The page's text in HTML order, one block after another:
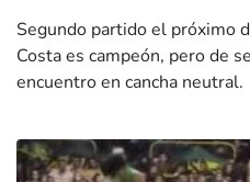
Segundo partido el próximo
Costa es campeón, pero de
encuentro en cancha neutral.